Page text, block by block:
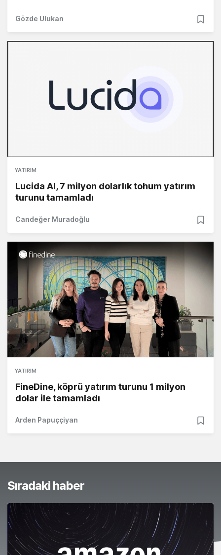
Gözde Ulukan
YATIRIM
Lucida AI, 7 milyon dolarlık tohum yatırım
turunu tamamladı
Candeğer Muradoğlu
YATIRIM
FineDine, köprü yatırım turunu 1 milyon
dolar ile tamamladı
Arden Papuççiyan
Sıradaki haber